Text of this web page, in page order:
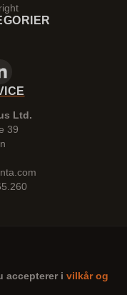
Ltd.
39
accepterer i vilkår og